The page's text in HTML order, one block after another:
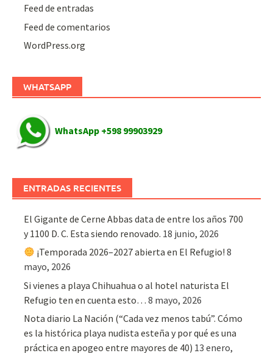
Feed de entradas
Feed de comentarios
WordPress.org
WHATSAPP
WhatsApp +598 99903929
ENTRADAS RECIENTES
El Gigante de Cerne Abbas data de entre los años 700
y 1100 D. C. Esta siendo renovado. 18 junio, 2026
¡Temporada 2026–2027 abierta en El Refugio! 8
mayo, 2026
Si vienes a playa Chihuahua o al hotel naturista El
Refugio ten en cuenta esto… 8 mayo, 2026
Nota diario La Nación (“Cada vez menos tabú”. Cómo
es la histórica playa nudista esteña y por qué es una
práctica en apogeo entre mayores de 40) 13 enero,